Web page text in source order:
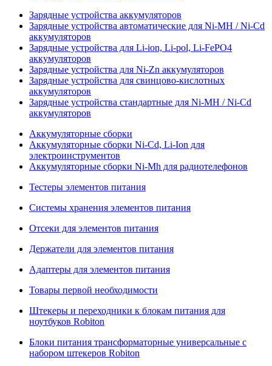
Зарядные устройства аккумуляторов
Зарядные устройства автоматические для Ni-MH / Ni-Cd
аккумуляторов
Зарядные устройства для Li-ion, Li-pol, Li-FePO4
аккумуляторов
Зарядные устройства для Ni-Zn аккумуляторов
Зарядные устройства для свинцово-кислотных
аккумуляторов
Зарядные устройства стандартные для Ni-MH / Ni-Cd
аккумуляторов
Аккумуляторные сборки
Аккумуляторные сборки Ni-Cd, Li-Ion для
электроинструментов
Аккумуляторные сборки Ni-Mh для радиотелефонов
Тестеры элементов питания
Системы хранения элементов питания
Отсеки для элементов питания
Держатели для элементов питания
Адаптеры для элементов питания
Товары первой необходимости
Штекеры и переходники к блокам питания для
ноутбуков Robiton
Блоки питания трансформаторные универсальные с
набором штекеров Robiton